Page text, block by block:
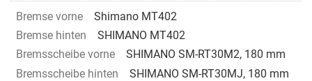
Bremse vorne
Shimano MT402
Bremse hinten
SHIMANO MT402
Bremsscheibe vorne
SHIMANO SM-RT30M2, 180 mm
Bremsscheibe hinten
SHIMANO SM-RT30MJ, 180 mm